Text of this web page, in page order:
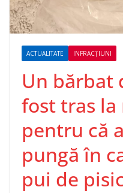
ACTUALITATE INFRACȚIUNI
Un bărbat
fost tras
pentru că
pungă în
pui de